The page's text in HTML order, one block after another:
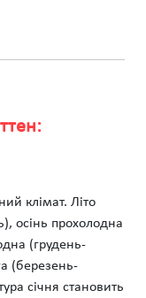
клімат. Літо
осінь прохолодна
(грудень-
(березень-
січня становить